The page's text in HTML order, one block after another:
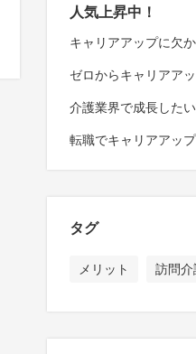
人気上昇中！
キャリアアップに欠
ゼロからキャリアア
介護業界で成長した
転職でキャリアアッ
タグ
メリット 訪問